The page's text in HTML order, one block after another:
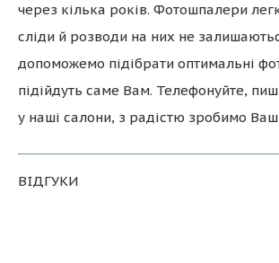
через кілька років. Фотошпалери
сліди й розводи на них не
допоможемо підібрати оптимальні
підійдуть саме Вам. Телефонуйте,
у наші салони, з радістю зробимо
ВІДГУКИ